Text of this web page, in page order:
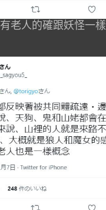
有老人的確跟妖怪一樣